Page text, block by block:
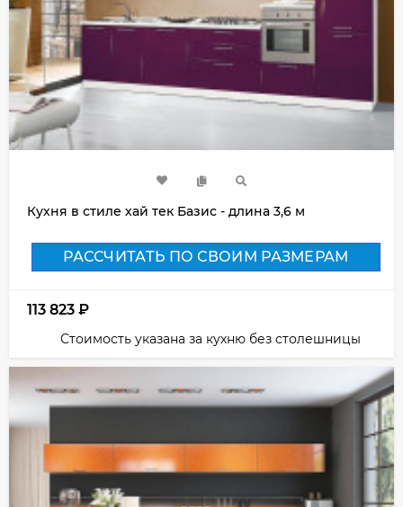
Кухня в стиле хай тек Базис - длина 3,6 м
РАССЧИТАТЬ ПО СВОИМ РАЗМЕРАМ
113 823 ₽
Стоимость указана за кухню без столешницы